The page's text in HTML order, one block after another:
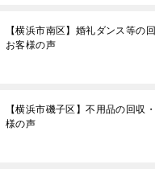
【横浜市南区】婚礼ダンス等の
お客様の声
【横浜市磯子区】不用品の回
様の声